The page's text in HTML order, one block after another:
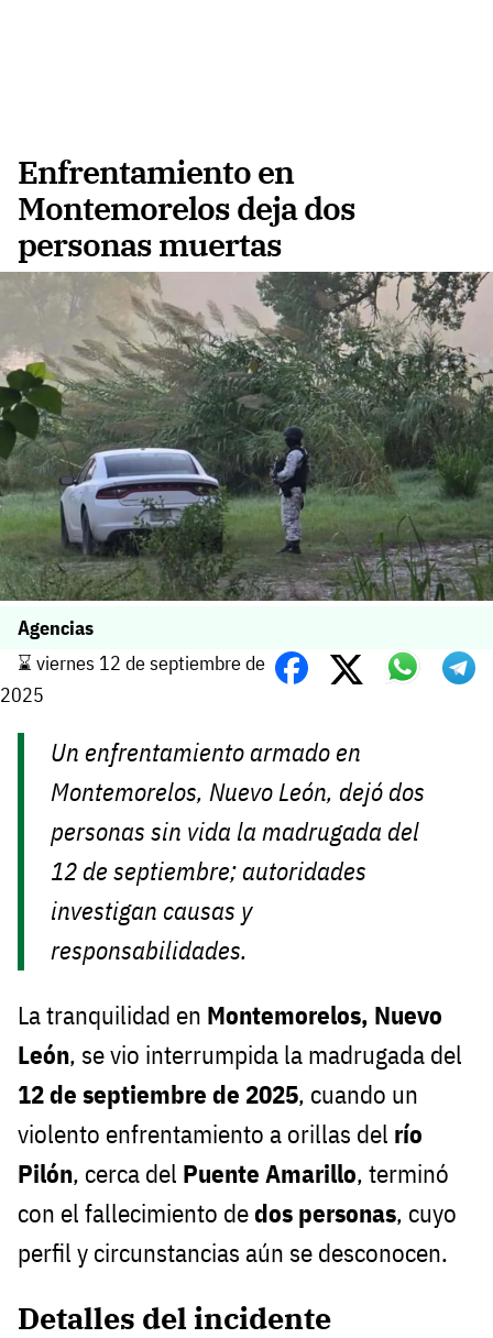
Enfrentamiento en
Montemorelos deja dos
personas muertas
Agencias
⌛️ viernes 12 de septiembre de
2025
Un enfrentamiento armado en
Montemorelos, Nuevo León, dejó dos
personas sin vida la madrugada del
12 de septiembre; autoridades
investigan causas y
responsabilidades.
La tranquilidad en Montemorelos, Nuevo
León, se vio interrumpida la madrugada del
12 de septiembre de 2025, cuando un
violento enfrentamiento a orillas del río
Pilón, cerca del Puente Amarillo, terminó
con el fallecimiento dedos personas, cuyo
perfil y circunstancias aún se desconocen.
Detalles del incidente